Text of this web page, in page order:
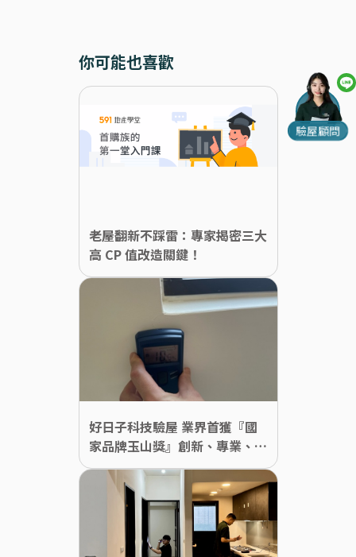
你可能也喜歡
老屋翻新不踩雷：專家揭密三大
高 CP 值改造關鍵！
好日子科技驗屋 業界首獲『國
家品牌玉山獎』創新、專業、數
位突破產業框架樹立驗屋行業新
標準
驗屋顧問